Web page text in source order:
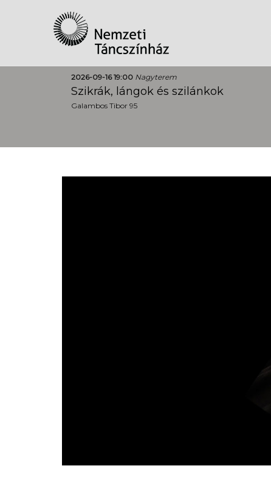
2026-09-16 19:00 Nagyterem
Szikrák, lángok és szilánkok
Galambos Tibor 95